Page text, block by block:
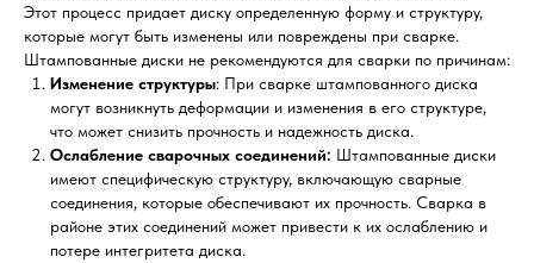
Этот процесс придает диску определенную форму и структуру,
которые могут быть изменены или повреждены при сварке.
Штампованные диски не рекомендуются для сварки по причинам:
Изменение структуры: При сварке штампованного диска
могут возникнуть деформации и изменения в его структуре,
что может снизить прочность и надежность диска.
Ослабление сварочных соединений: Штампованные диски
имеют специфическую структуру, включающую сварные
соединения, которые обеспечивают их прочность. Сварка в
районе этих соединений может привести к их ослаблению и
потере интегритета диска.